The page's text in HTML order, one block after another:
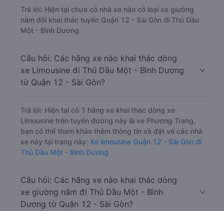
Trả lời: Hiện tại chưa có nhà xe nào có loại xe giường
nằm đôi khai thác tuyến Quận 12 - Sài Gòn đi Thủ Dầu
Một - Bình Dương.
Câu hỏi: Các hãng xe nào khai thác dòng
xe Limousine đi Thủ Dầu Một - Bình Dương
từ Quận 12 - Sài Gòn?
Trả lời: Hiện tại có 1 hãng xe khai thác dòng xe
Limousine trên tuyến đường này là xe Phương Trang,
bạn có thể tham khảo thêm thông tin và đặt vé các nhà
xe này tại trang này: Xe limousine Quận 12 - Sài Gòn đi
Thủ Dầu Một - Bình Dương
Câu hỏi: Các hãng xe nào khai thác dòng
xe giường nằm đi Thủ Dầu Một - Bình
Dương từ Quận 12 - Sài Gòn?